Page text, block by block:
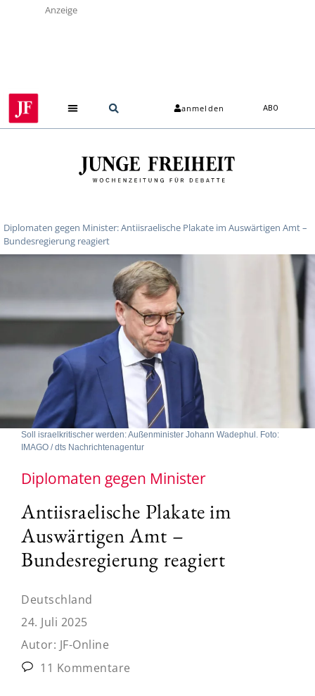
Anzeige
anmelden ABO
Diplomaten gegen Minister: Antiisraelische Plakate im Auswärtigen Amt –
Bundesregierung reagiert
Soll israelkritischer werden: Außenminister Johann Wadephul. Foto:
IMAGO / dts Nachrichtenagentur
Diplomaten gegen Minister
Antiisraelische Plakate im
Auswärtigen Amt –
Bundesregierung reagiert
Deutschland
24. Juli 2025
Autor: JF-Online
11 Kommentare